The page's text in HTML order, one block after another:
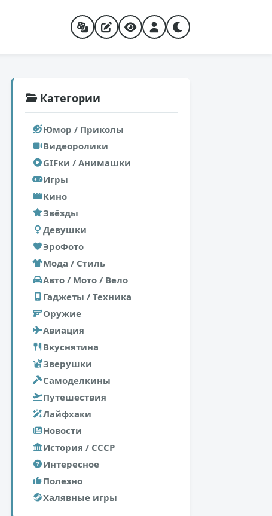
Категории
Юмор / Приколы
Видеоролики
GIFки / Анимашки
Игры
Кино
Звёзды
Девушки
ЭроФото
Мода / Стиль
Авто / Мото / Вело
Гаджеты / Техника
Оружие
Авиация
Вкуснятина
Зверушки
Самоделкины
Путешествия
Лайфхаки
Новости
История / СССР
Интересное
Полезно
Халявные игры